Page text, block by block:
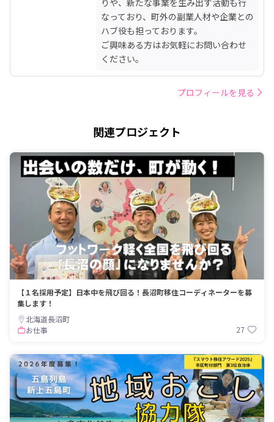
なっており、町外の副業人材や企業との
ハブ役も担っております。
ご興味ある方はお気軽にお問い合わせ
ください。
プロフィールを見る
関連プロジェクト
【１名採用予定】日本中を飛び回る！長沼町移住コーディネーターを募
集します！
北海道長沼町
お仕事
27